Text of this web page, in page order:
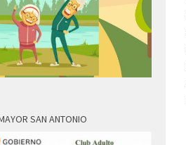
SAN ANTONIO